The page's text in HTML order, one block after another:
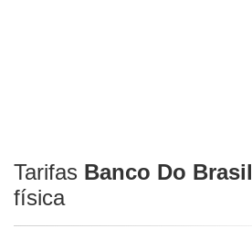
Tarifas Banco Do Brasil
física